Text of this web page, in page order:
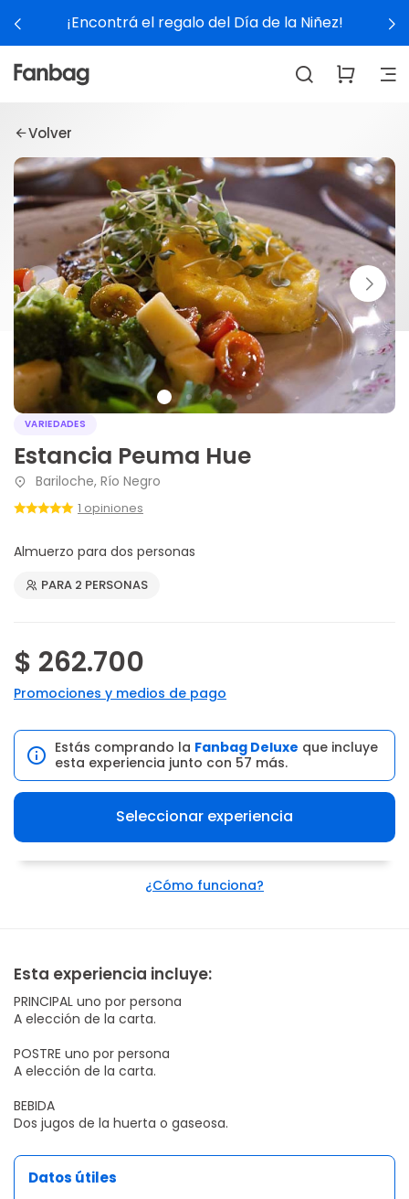
¡Encontrá el regalo del Día de la Niñez!
Volver
VARIEDADES
Estancia Peuma Hue
Bariloche, Río Negro
1 opiniones
Almuerzo para dos personas
PARA 2 PERSONAS
$ 262.700
Promociones y medios de pago
Estás comprando la Fanbag Deluxe que incluye
esta experiencia junto con 57 más.
Seleccionar experiencia
¿Cómo funciona?
Esta experiencia incluye:
PRINCIPAL uno por persona
A elección de la carta.
POSTRE uno por persona
A elección de la carta.
BEBIDA
Dos jugos de la huerta o gaseosa.
Datos útiles